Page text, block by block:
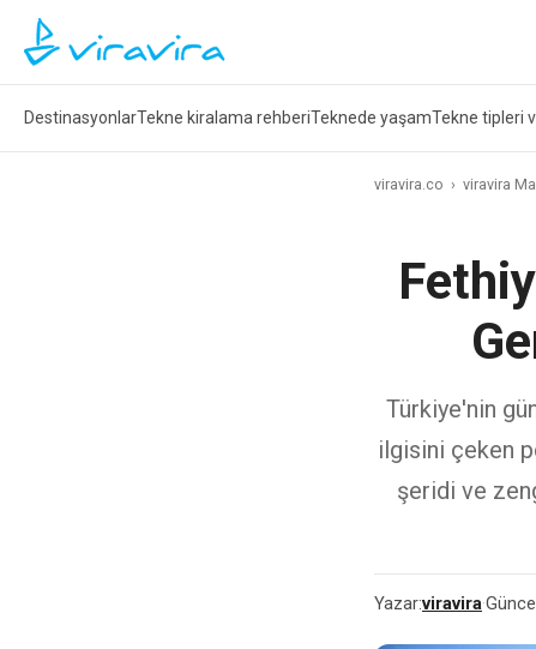
DestinasyonlarTekne kiralama rehberiTeknede yaşamTekne tipleri
viravira.co › viravira
Türkiye'nin
ilgisini çeken
şeridi ve
Yazar:viravira·